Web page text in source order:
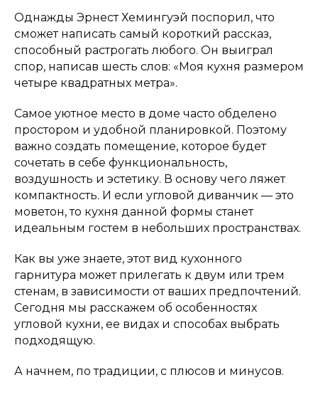
Однажды Эрнест Хемингуэй поспорил, что
сможет написать самый короткий рассказ,
способный растрогать любого. Он выиграл
спор, написав шесть слов: «Моя кухня размером
четыре квадратных метра».
Самое уютное место в доме часто обделено
простором и удобной планировкой. Поэтому
важно создать помещение, которое будет
сочетать в себе функциональность,
воздушность и эстетику. В основу чего ляжет
компактность. И если угловой диванчик — это
моветон, то кухня данной формы станет
идеальным гостем в небольших пространствах.
Как вы уже знаете, этот вид кухонного
гарнитура может прилегать к двум или трем
стенам, в зависимости от ваших предпочтений.
Сегодня мы расскажем об особенностях
угловой кухни, ее видах и способах выбрать
подходящую.
А начнем, по традиции, с плюсов и минусов.